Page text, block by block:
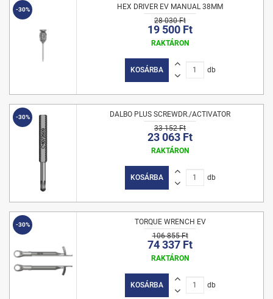
-30%
HEX DRIVER EV MANUAL 38MM
28 030 Ft
19 500 Ft
RAKTÁRON
KOSÁRBA db
-30%
DALBO PLUS SCREWDR./ACTIVATOR
33 152 Ft
23 063 Ft
RAKTÁRON
KOSÁRBA db
-30%
TORQUE WRENCH EV
106 855 Ft
74 337 Ft
RAKTÁRON
KOSÁRBA db